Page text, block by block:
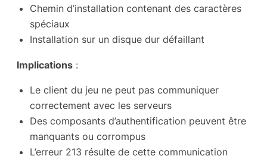
Chemin d’installation contenant des caractères
spéciaux
Installation sur un disque dur défaillant
Implications :
Le client du jeu ne peut pas communiquer
correctement avec les serveurs
Des composants d’authentification peuvent être
manquants ou corrompus
L’erreur 213 résulte de cette communication